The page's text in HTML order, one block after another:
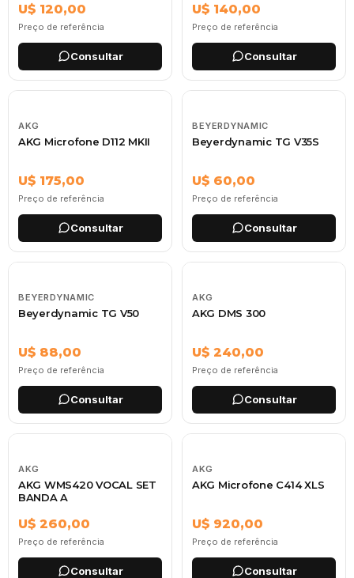
U$ 120,00
Preço de referência
Consultar
U$ 140,00
Preço de referência
Consultar
AKG
AKG Microfone D112 MKII
U$ 175,00
Preço de referência
Consultar
BEYERDYNAMIC
Beyerdynamic TG V35S
U$ 60,00
Preço de referência
Consultar
BEYERDYNAMIC
Beyerdynamic TG V50
U$ 88,00
Preço de referência
Consultar
AKG
AKG DMS 300
U$ 240,00
Preço de referência
Consultar
AKG
AKG WMS420 VOCAL SET
BANDA A
U$ 260,00
Preço de referência
Consultar
AKG
AKG Microfone C414 XLS
U$ 920,00
Preço de referência
Consultar